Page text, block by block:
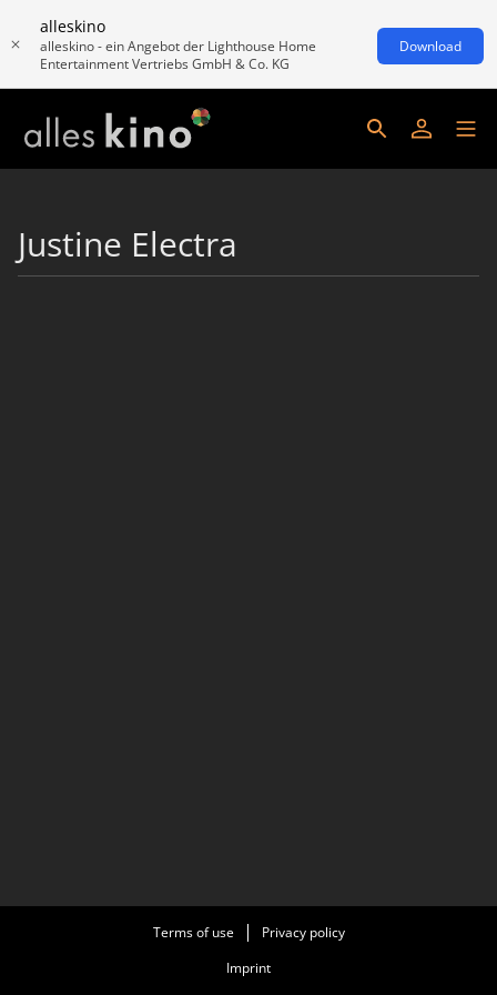
alleskino
alleskino - ein Angebot der Lighthouse Home
Entertainment Vertriebs GmbH & Co. KG
Download
Justine Electra
Terms of use
Privacy policy
Imprint